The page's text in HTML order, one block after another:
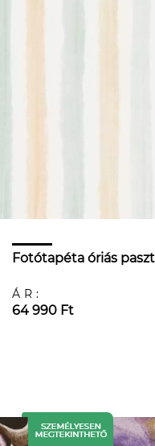
Fotótapéta óriás
ÁR:
64 990 Ft